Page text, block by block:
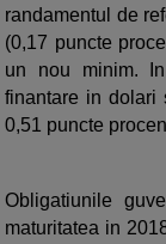
randamentul de
(0,17 puncte
un nou minim.
finantare in dolari
0,51 puncte
Obligatiunile
maturitatea in